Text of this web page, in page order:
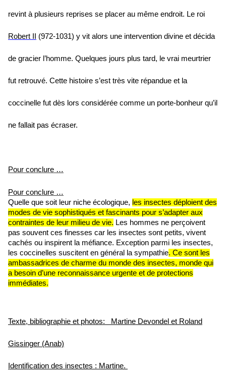
revint à plusieurs reprises se placer au même endroit. Le roi
Robert II (972-1031) y vit alors une intervention divine et décida
de gracier l’homme. Quelques jours plus tard, le vrai meurtrier
fut retrouvé. Cette histoire s’est très vite répandue et la
coccinelle fut dès lors considérée comme un porte-bonheur qu’il
ne fallait pas écraser.
Pour conclure …
Pour conclure …
Quelle que soit leur niche écologique, les insectes déploient des
modes de vie sophistiqués et fascinants pour s’adapter aux
contraintes de leur milieu de vie. Les hommes ne perçoivent
pas souvent ces finesses car les insectes sont petits, vivent
cachés ou inspirent la méfiance. Exception parmi les insectes,
les coccinelles suscitent en général la sympathie. Ce sont les
ambassadrices de charme du monde des insectes, monde qui
a besoin d’une reconnaissance urgente et de protections
immédiates.
Texte, bibliographie et photos: Martine Devondel et Roland
Gissinger (Anab)
Identification des insectes : Martine.